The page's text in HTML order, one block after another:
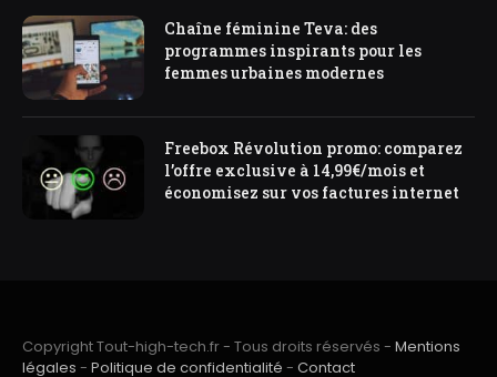
Chaîne féminine Teva: des
programmes inspirants pour les
femmes urbaines modernes
Freebox Révolution promo: comparez
l’offre exclusive à 14,99€/mois et
économisez sur vos factures internet
Copyright Tout-high-tech.fr - Tous droits réservés - Mentions
légales - Politique de confidentialité - Contact